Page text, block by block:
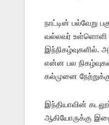
நாட்டின் பல்வேறு
வல்லவர் உள்ளொளி
என்ன பல
கல்முனை
இந்தியாவின்
ஆகியோருக்கு